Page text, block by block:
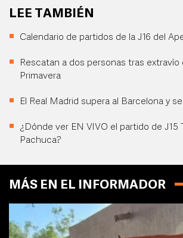
LEE TAMBIÉN
Calendario de partidos de la J16 del
Rescatan a dos personas tras
Primavera
El Real Madrid supera al Barcelona y
¿Dónde ver EN VIVO el partido de J15
Pachuca?
MÁS EN EL INFORMADOR